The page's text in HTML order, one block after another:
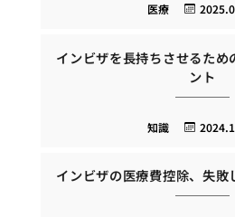
医療
インビザを長持ちさせるため
ント
知識
インビザの医療費控除、失敗